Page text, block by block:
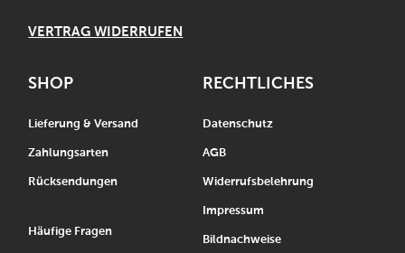
VERTRAG WIDERRUFEN
SHOP
Lieferung & Versand
Zahlungsarten
Rücksendungen
Häufige Fragen
RECHTLICHES
Datenschutz
AGB
Widerrufsbelehrung
Impressum
Bildnachweise